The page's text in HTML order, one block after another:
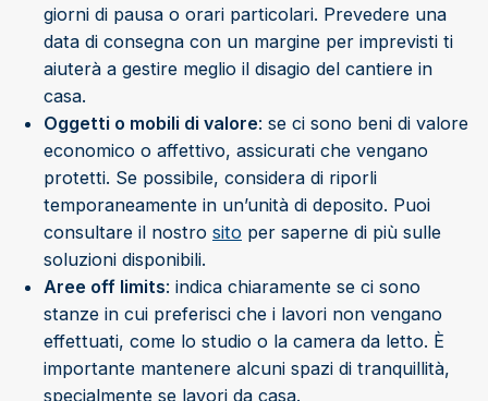
giorni di pausa o orari particolari. Prevedere una
data di consegna con un margine per imprevisti ti
aiuterà a gestire meglio il disagio del cantiere in
casa.
Oggetti o mobili di valore: se ci sono beni di valore
economico o affettivo, assicurati che vengano
protetti. Se possibile, considera di riporli
temporaneamente in un’unità di deposito. Puoi
consultare il nostro sito per saperne di più sulle
soluzioni disponibili.
Aree off limits: indica chiaramente se ci sono
stanze in cui preferisci che i lavori non vengano
effettuati, come lo studio o la camera da letto. È
importante mantenere alcuni spazi di tranquillità,
specialmente se lavori da casa.